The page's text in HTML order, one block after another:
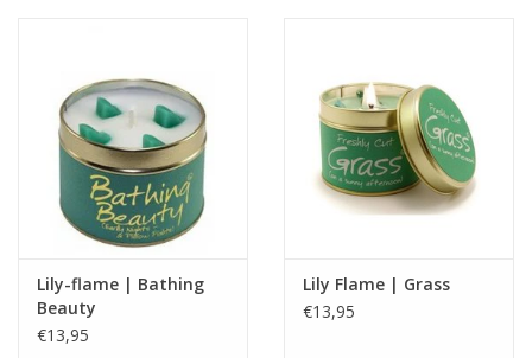
Lily-flame | Bathing
Beauty
€13,95
Lily Flame | Grass
€13,95